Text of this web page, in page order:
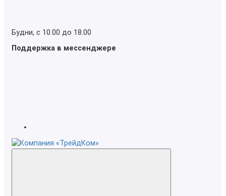
Будни, с 10.00 до 18.00
Поддержка в мессенджере